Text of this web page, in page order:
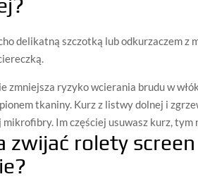
delikatną szczotką lub odkurzaczem z
zmniejsza ryzyko wcierania brudu w
tkaniny. Kurz z listwy dolnej i
Im częściej usuwasz kurz,
zwijać rolety